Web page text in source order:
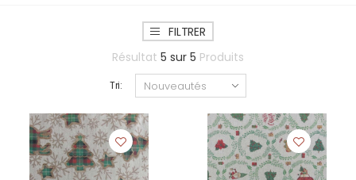
FILTRER
Résultat 5 sur 5 Produits
Tri: